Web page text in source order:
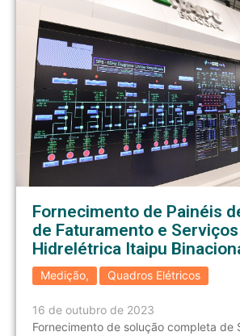
Fornecimento de Painéis
de Faturamento e
Hidrelétrica Itaipu
Medição, Quadros Elétricos
16 de outubro de 2023
Fornecimento de solução completa de